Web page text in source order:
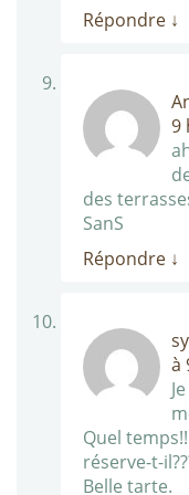
Répondre ↓
9
des
SanS
Répondre ↓
à
Quel
réserve-t-
Belle tarte.